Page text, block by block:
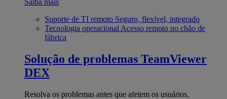
Saiba mais
Suporte de TI remoto Seguro, flexível, integrado
Tecnologia operacional Acesso remoto no chão de
fábrica
Solução de problemas TeamViewer
DEX
Resolva os problemas antes que afetem os usuários.